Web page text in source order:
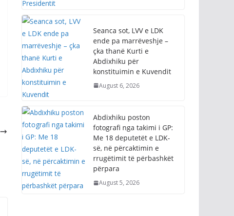
Seanca sot, LVV e LDK
ende pa marrëveshje –
çka thanë Kurti e
Abdixhiku për
konstituimin e Kuvendit
August 6, 2026
Abdixhiku poston
fotografi nga takimi i GP:
Me 18 deputetët e LDK-
së, në përcaktimin e
rrugëtimit të përbashkët
përpara
August 5, 2026